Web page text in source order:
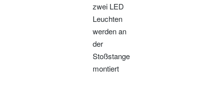
zwei LED
Leuchten
werden an
der
Stoßstange
montiert